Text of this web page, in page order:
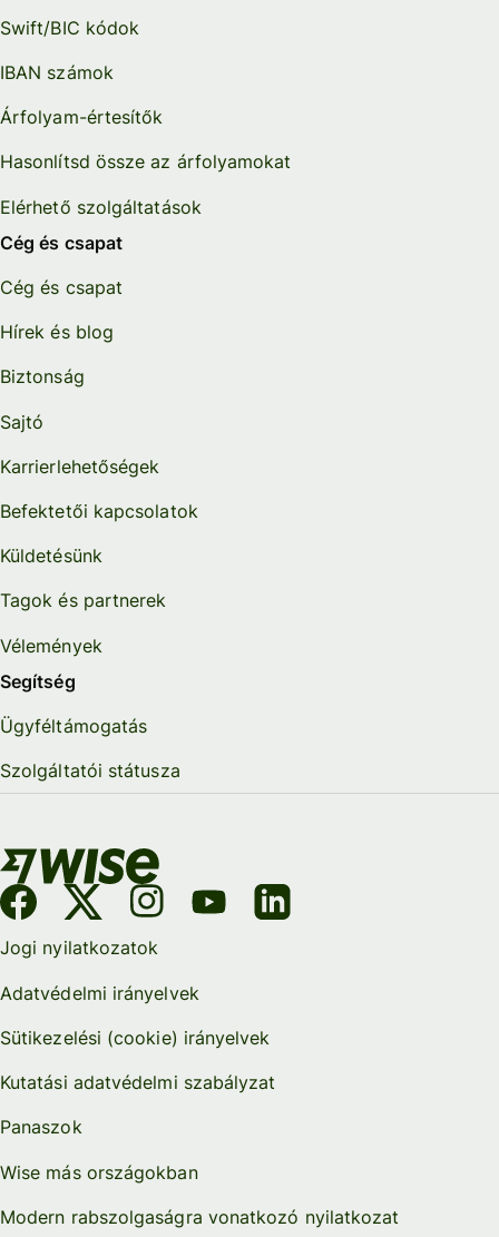
Swift/BIC kódok
IBAN számok
Árfolyam-értesítők
Hasonlítsd össze az árfolyamokat
Elérhető szolgáltatások
Cég és csapat
Cég és csapat
Hírek és blog
Biztonság
Sajtó
Karrierlehetőségek
Befektetői kapcsolatok
Küldetésünk
Tagok és partnerek
Vélemények
Segítség
Ügyféltámogatás
Szolgáltatói státusza
Jogi nyilatkozatok
Adatvédelmi irányelvek
Sütikezelési (cookie) irányelvek
Kutatási adatvédelmi szabályzat
Panaszok
Wise más országokban
Modern rabszolgaságra vonatkozó nyilatkozat